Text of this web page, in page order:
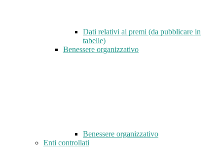
Dati relativi ai premi (da pubblicare in
tabelle)
Benessere organizzativo
Benessere organizzativo
Enti controllati